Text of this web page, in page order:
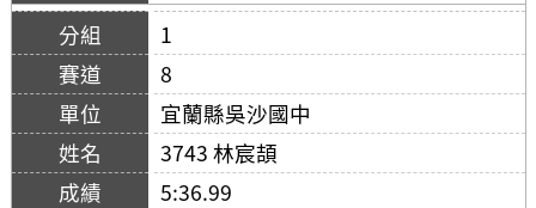
1
8
宜蘭縣吳沙國中
3743 林宸頡
5:36.99